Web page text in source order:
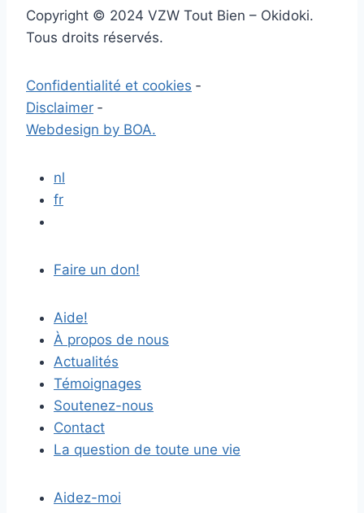
Copyright © 2024 VZW Tout Bien – Okidoki.
Tous droits réservés.
Confidentialité et cookies ‐
Disclaimer ‐
Webdesign by BOA.
nl
fr
Faire un don!
Aide!
À propos de nous
Actualités
Témoignages
Soutenez-nous
Contact
La question de toute une vie
Aidez-moi